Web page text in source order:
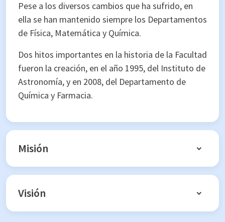
Pese a los diversos cambios que ha sufrido, en
ella se han mantenido siempre los Departamentos
de Física, Matemática y Química.
Dos hitos importantes en la historia de la Facultad
fueron la creación, en el año 1995, del Instituto de
Astronomía, y en 2008, del Departamento de
Química y Farmacia.
Misión
Visión